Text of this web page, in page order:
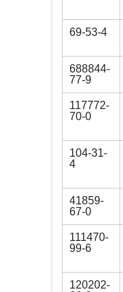
69-53-4
688844-
77-9
117772-
70-0
104-31-
4
41859-
67-0
111470-
99-6
120202-